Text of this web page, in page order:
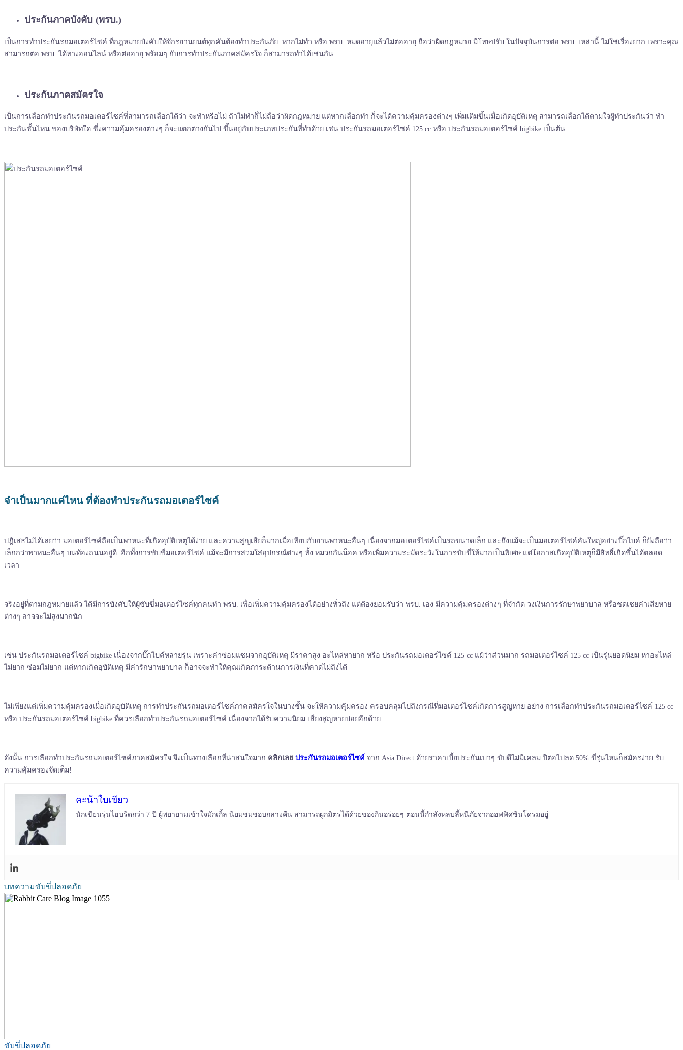
ประกันภาคบังคับ (พรบ.)
เป็นการทำประกันรถมอเตอร์ไซค์ ที่กฎหมายบังคับให้จักรยานยนต์ทุกคันต้องทำประกันภัย หากไม่ทำ หรือ พรบ. หมดอายุแล้วไม่ต่ออายุ ถือว่าผิดกฎหมาย มีโทษปรับ ในปัจจุบันการต่อ พรบ. เหล่านี้ ไม่ใช่เรื่องยาก เพราะคุณ
สามารถต่อ พรบ. ได้ทางออนไลน์ หรือต่ออายุ พร้อมๆ กับการทำประกันภาคสมัครใจ ก็สามารถทำได้เช่นกัน
ประกันภาคสมัครใจ
เป็นการเลือกทำประกันรถมอเตอร์ไซค์ที่สามารถเลือกได้ว่า จะทำหรือไม่ ถ้าไม่ทำก็ไม่ถือว่าผิดกฎหมาย แต่หากเลือกทำ ก็จะได้ความคุ้มครองต่างๆ เพิ่มเติมขึ้นเมื่อเกิดอุบัติเหตุ สามารถเลือกได้ตามใจผู้ทำประกันว่า ทำ
ประกันชั้นไหน ของบริษัทใด ซึ่งความคุ้มครองต่างๆ ก็จะแตกต่างกันไป ขึ้นอยู่กับประเภทประกันที่ทำด้วย เช่น ประกันรถมอเตอร์ไซค์ 125 cc หรือ ประกันรถมอเตอร์ไซค์ bigbike เป็นต้น
จำเป็นมากแค่ไหน ที่ต้องทำประกันรถมอเตอร์ไซค์
ปฎิเสธไม่ได้เลยว่า มอเตอร์ไซค์ถือเป็นพาหนะที่เกิดอุบัติเหตุได้ง่าย และความสูญเสียก็มากเมื่อเทียบกับยานพาหนะอื่นๆ เนื่องจากมอเตอร์ไซค์เป็นรถขนาดเล็ก และถึงแม้จะเป็นมอเตอร์ไซค์คันใหญ่อย่างบิ๊กไบค์ ก็ยังถือว่า
เล็กกว่าพาหนะอื่นๆ บนท้องถนนอยู่ดี อีกทั้งการขับขี่มอเตอร์ไซค์ แม้จะมีการสวมใส่อุปกรณ์ต่างๆ ทั้ง หมวกกันน็อค หรือเพิ่มความระมัดระวังในการขับขี่ให้มากเป็นพิเศษ แต่โอกาสเกิดอุบัติเหตุก็มีสิทธิ์เกิดขึ้นได้ตลอด
เวลา
จริงอยู่ที่ตามกฎหมายแล้ว ได้มีการบังคับให้ผู้ขับขี่มอเตอร์ไซค์ทุกคนทำ พรบ. เพื่อเพิ่มความคุ้มครองได้อย่างทั่วถึง แต่ต้องยอมรับว่า พรบ. เอง มีความคุ้มครองต่างๆ ที่จำกัด วงเงินการรักษาพยาบาล หรือชดเชยค่าเสียหาย
ต่างๆ อาจจะไม่สูงมากนัก
เช่น ประกันรถมอเตอร์ไซค์ bigbike เนื่องจากบิ๊กไบค์หลายรุ่น เพราะค่าซ่อมแซมจากอุบัติเหตุ มีราคาสูง อะไหล่หายาก หรือ ประกันรถมอเตอร์ไซค์ 125 cc แม้ว่าส่วนมาก รถมอเตอร์ไซค์ 125 cc เป็นรุ่นยอดนิยม หาอะไหล่
ไม่ยาก ซ่อมไม่ยาก แต่หากเกิดอุบัติเหตุ มีค่ารักษาพยาบาล ก็อาจจะทำให้คุณเกิดภาระด้านการเงินที่คาดไม่ถึงได้
ไม่เพียงแต่เพิ่มความคุ้มครองเมื่อเกิดอุบัติเหตุ การทำประกันรถมอเตอร์ไซค์ภาคสมัครใจในบางชั้น จะให้ความคุ้มครอง ครอบคลุมไปถึงกรณีที่มอเตอร์ไซค์เกิดการสูญหาย อย่าง การเลือกทำประกันรถมอเตอร์ไซค์ 125 cc
หรือ ประกันรถมอเตอร์ไซค์ bigbike ที่ควรเลือกทำประกันรถมอเตอร์ไซค์ เนื่องจากได้รับความนิยม เสี่ยงสูญหายบ่อยอีกด้วย
ดังนั้น การเลือกทำประกันรถมอเตอร์ไซค์ภาคสมัครใจ จึงเป็นทางเลือกที่น่าสนใจมาก คลิกเลย ประกันรถมอเตอร์ไซค์ จาก Asia Direct ด้วยราคาเบี้ยประกันเบาๆ ขับดีไม่มีเคลม ปีต่อไปลด 50% ขี่รุ่นไหนก็สมัครง่าย รับ
ความคุ้มครองจัดเต็ม!
คะน้าใบเขียว
นักเขียนรุ่นไฮบริดกว่า 7 ปี ผู้พยายามเข้าใจมักเกิ้ล นิยมชมชอบกลางคืน สามารถผูกมิตรได้ด้วยของกินอร่อยๆ ตอนนี้กำลังหลบลี้หนีภัยจากออฟฟิศซินโดรมอยู่
บทความขับขี่ปลอดภัย
ขับขี่ปลอดภัย